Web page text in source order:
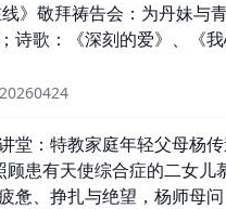
线》敬拜祷告会：为丹妹与
诗歌：《深刻的爱》、《
堂：特教家庭年轻父母杨
顾患有天使综合症的二女儿
惫、挣扎与绝望，杨师母问